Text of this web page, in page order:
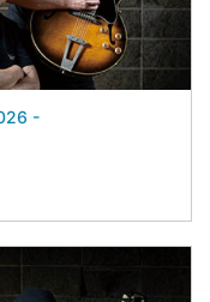
-